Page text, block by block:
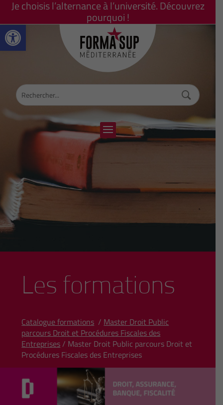
Ouvrir la barre d’outils
Je choisis l’alternance à l’université. Découvrez
pourquoi !
Les formations
Catalogue formations / Master Droit Public
parcours Droit et Procédures Fiscales des
Entreprises/ Master Droit Public parcours Droit et
Procédures Fiscales des Entreprises